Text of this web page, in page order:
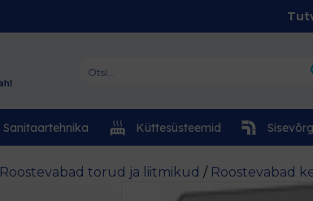
Sanitaartehnika Küttesüsteemid
Roostevabad torud ja liitmikud / Roostevabad